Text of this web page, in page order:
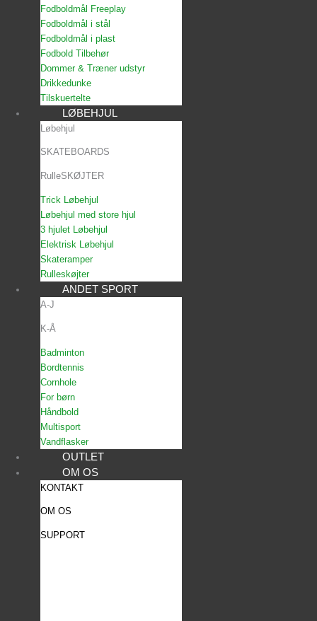
Fodboldmål Freeplay
Fodboldmål i stål
Fodboldmål i plast
Fodbold Tilbehør
Dommer & Træner udstyr
Drikkedunke
Tilskuertelte
LØBEHJUL
Løbehjul
SKATEBOARDS
RulleSKØJTER
Trick Løbehjul
Løbehjul med store hjul
3 hjulet Løbehjul
Elektrisk Løbehjul
Skateramper
Rulleskøjter
ANDET SPORT
A-J
K-Å
Badminton
Bordtennis
Cornhole
For børn
Håndbold
Multisport
Vandflasker
OUTLET
OM OS
KONTAKT
OM OS
SUPPORT